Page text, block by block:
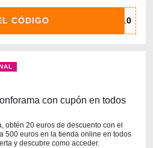
CÓDIGO
con cupón en todos
obtén 20 euros de descuento con el
500 euros en la tienda online en todos
y descubre como acceder.